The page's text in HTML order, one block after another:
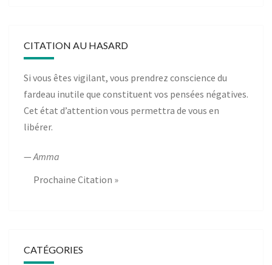
CITATION AU HASARD
Si vous êtes vigilant, vous prendrez conscience du
fardeau inutile que constituent vos pensées négatives.
Cet état d’attention vous permettra de vous en
libérer.
— Amma
Prochaine Citation »
CATÉGORIES